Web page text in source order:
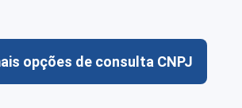
opções de consulta CNPJ